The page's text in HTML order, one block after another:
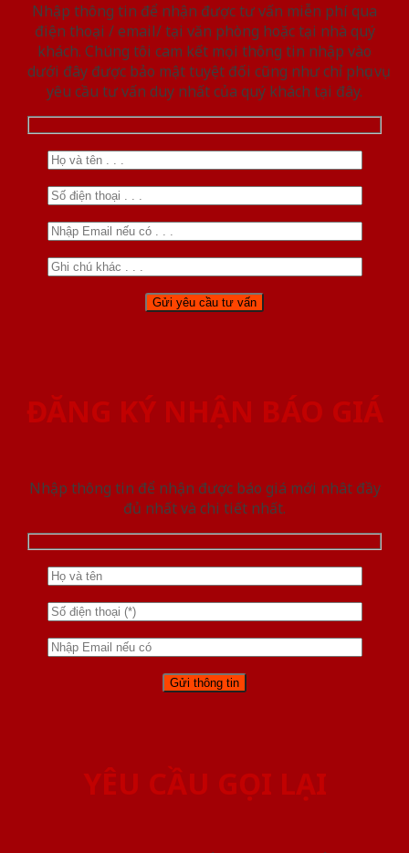
Nhập thông tin để nhận được tư vấn miễn phí qua
điện thoại / email/ tại văn phòng hoặc tại nhà quý
khách. Chúng tôi cam kết mọi thông tin nhập vào
dưới đây được bảo mật tuyệt đối cũng như chỉ phục vụ
yêu cầu tư vấn duy nhất của quý khách tại đây.
ĐĂNG KÝ NHẬN BÁO GIÁ
Nhập thông tin để nhận được báo giá mới nhât đầy
đủ nhất và chi tiết nhất.
YÊU CẦU GỌI LẠI